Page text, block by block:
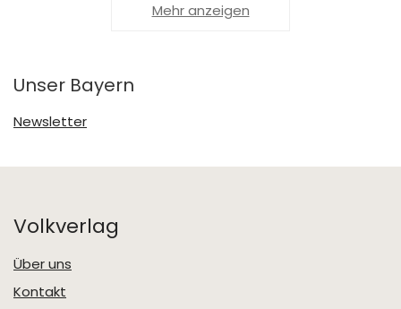
Mehr anzeigen
Unser Bayern
Newsletter
Volkverlag
Über uns
Kontakt